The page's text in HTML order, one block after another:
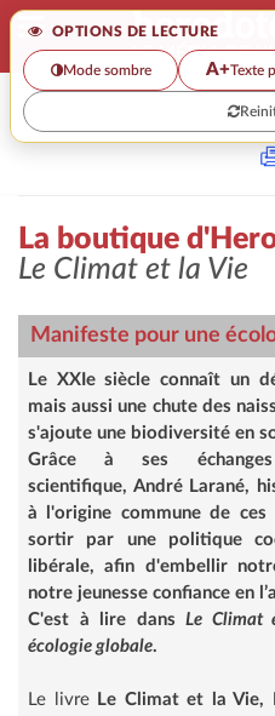
OPTIONS DE LECTURE
Mode sombre A+Texte
>
La boutique
Le Climat et la Vie
Manifeste pour une
Le XXIe siècle connaît un
mais aussi une chute des
s'ajoute une biodiversité en
Grâce à ses
scientifique, André Larané,
à l'origine commune de
sortir par une politique
libérale, afin d'embellir
notre jeunesse confiance en
C'est à lire dansLe Climat
écologie globale.
Le livre Le Climat et la Vie,